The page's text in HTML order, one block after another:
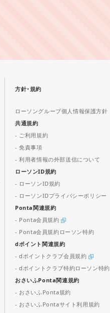
方針･規約
ローソングループ個人情報保護方針
共通規約
- ご利用規約
- 免責事項
- 利用者情報の外部送信について
ローソンID規約
- ローソンID規約
- ローソンIDプライバシーポリシー
Ponta関連規約
- Ponta会員規約
- Ponta会員規約ローソン特約
dポイント関連規約
- dポイントクラブ会員規約
- dポイントクラブ特約ローソン特約
おさいふPonta関連規約
- おさいふPonta規約
- おさいふPontaサイト利用規約